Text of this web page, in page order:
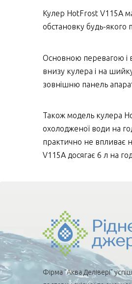
Кулер HotFrost V115А
обстановку будь-якого
Основною перевагою і
внизу кулера і на
зовнішню панель
Також модель кулера
охолодженої води на
практично не впливає
V115A досягає 6 л на
Фірма "Аква Делівері"